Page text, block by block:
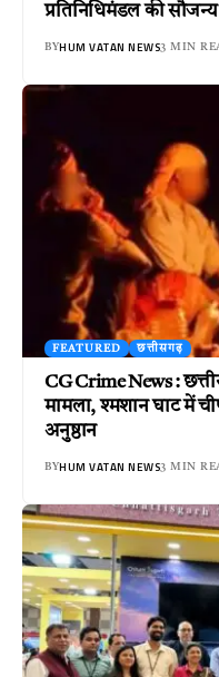
प्रतिनिधिमंडल की
BYHUM VATAN NEWS3 MIN
FEATURED छत्तीसगढ़
CG Crime News :
मामला, श्मशान घाट में
अनुष्ठान
BYHUM VATAN NEWS3 MIN